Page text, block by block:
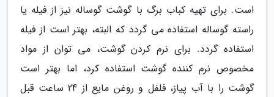
است. برای تهیه کباب برگ با گوشت گوساله نیز از فیله یا
راسته گوساله استفاده می گردد که البته، بهتر است از فیله
استفاده گردد. برای نرم کردن گوشت، می توان از مواد
مخصوص نرم کننده گوشت استفاده کرد، اما بهتر است
گوشت را با آب پیاز، فلفل و روغن مایع از 24 ساعت قبل